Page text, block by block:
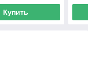
Купить